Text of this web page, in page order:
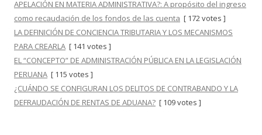
APELACIÓN EN MATERIA ADMINISTRATIVA?: A propósito del ingreso
como recaudación de los fondos de las cuenta [ 172 votes ]
LA DEFINICIÓN DE CONCIENCIA TRIBUTARIA Y LOS MECANISMOS
PARA CREARLA [ 141 votes ]
EL “CONCEPTO” DE ADMINISTRACIÓN PÚBLICA EN LA LEGISLACIÓN
PERUANA [ 115 votes ]
¿CUÁNDO SE CONFIGURAN LOS DELITOS DE CONTRABANDO Y LA
DEFRAUDACIÓN DE RENTAS DE ADUANA? [ 109 votes ]